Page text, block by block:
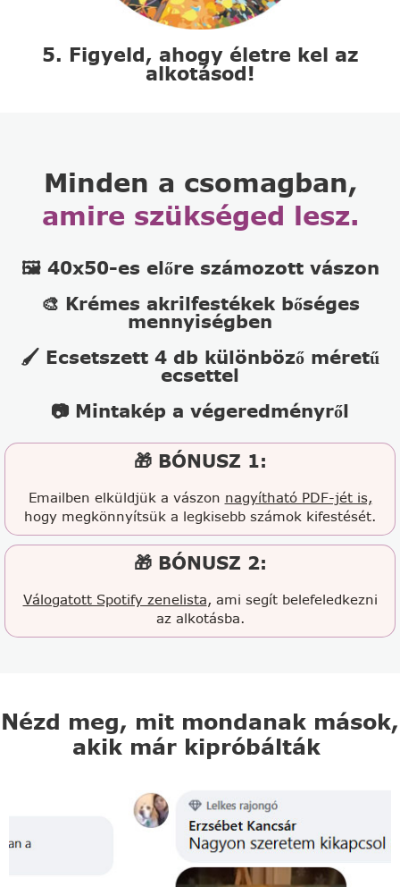
5. Figyeld, ahogy életre kel az
alkotásod!
Minden a csomagban,
amire szükséged lesz.
🖼️ 40x50-es előre számozott vászon
🎨 Krémes akrilfestékek bőséges
mennyiségben
🖌️ Ecsetszett 4 db különböző méretű
ecsettel
📷 Mintakép a végeredményről
🎁 BÓNUSZ 1:
Emailben elküldjük a vászon nagyítható PDF-jét is,
hogy megkönnyítsük a legkisebb számok kifestését.
🎁 BÓNUSZ 2:
Válogatott Spotify zenelista, ami segít belefeledkezni
az alkotásba.
Nézd meg, mit mondanak mások,
akik már kipróbálták